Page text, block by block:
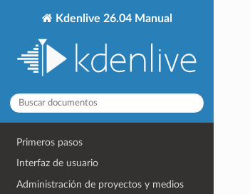
Kdenlive 26.04 Manual
Primeros pasos
Interfaz de usuario
Administración de proyectos y medios